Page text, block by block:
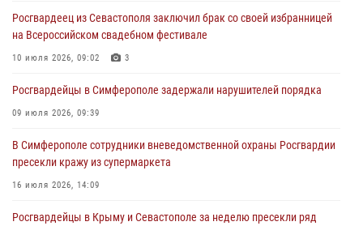
Росгвардейцы оперативно задержали нарушителя на охраняемом
объекте в Севастополе
Росгвардеец из Севастополя заключил брак со своей избранницей
на Всероссийском свадебном фестивале
10 июля 2026, 09:02 3
Росгвардейцы в Симферополе задержали нарушителей порядка
09 июля 2026, 09:39
В Симферополе сотрудники вневедомственной охраны Росгвардии
пресекли кражу из супермаркета
16 июля 2026, 14:09
Росгвардейцы в Крыму и Севастополе за неделю пресекли ряд